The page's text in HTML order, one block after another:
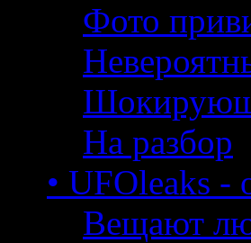
Фото
На разбор
• UFOleaks -
Вещают